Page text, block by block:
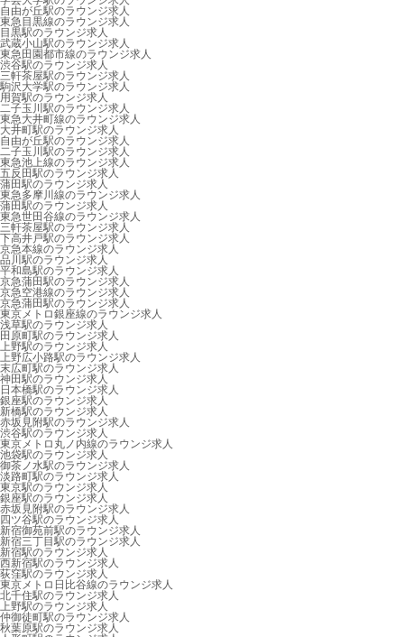
自由が丘駅のラウンジ求人
東急目黒線のラウンジ求人
目黒駅のラウンジ求人
武蔵小山駅のラウンジ求人
東急田園都市線のラウンジ求人
渋谷駅のラウンジ求人
三軒茶屋駅のラウンジ求人
駒沢大学駅のラウンジ求人
用賀駅のラウンジ求人
二子玉川駅のラウンジ求人
東急大井町線のラウンジ求人
大井町駅のラウンジ求人
自由が丘駅のラウンジ求人
二子玉川駅のラウンジ求人
東急池上線のラウンジ求人
五反田駅のラウンジ求人
蒲田駅のラウンジ求人
東急多摩川線のラウンジ求人
蒲田駅のラウンジ求人
東急世田谷線のラウンジ求人
三軒茶屋駅のラウンジ求人
下高井戸駅のラウンジ求人
京急本線のラウンジ求人
品川駅のラウンジ求人
平和島駅のラウンジ求人
京急蒲田駅のラウンジ求人
京急空港線のラウンジ求人
京急蒲田駅のラウンジ求人
東京メトロ銀座線のラウンジ求人
浅草駅のラウンジ求人
田原町駅のラウンジ求人
上野駅のラウンジ求人
上野広小路駅のラウンジ求人
末広町駅のラウンジ求人
神田駅のラウンジ求人
日本橋駅のラウンジ求人
銀座駅のラウンジ求人
新橋駅のラウンジ求人
赤坂見附駅のラウンジ求人
渋谷駅のラウンジ求人
東京メトロ丸ノ内線のラウンジ求人
池袋駅のラウンジ求人
御茶ノ水駅のラウンジ求人
淡路町駅のラウンジ求人
東京駅のラウンジ求人
銀座駅のラウンジ求人
赤坂見附駅のラウンジ求人
四ツ谷駅のラウンジ求人
新宿御苑前駅のラウンジ求人
新宿三丁目駅のラウンジ求人
新宿駅のラウンジ求人
西新宿駅のラウンジ求人
荻窪駅のラウンジ求人
東京メトロ日比谷線のラウンジ求人
北千住駅のラウンジ求人
上野駅のラウンジ求人
仲御徒町駅のラウンジ求人
秋葉原駅のラウンジ求人